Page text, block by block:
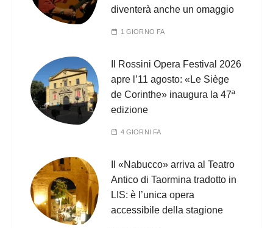
diventerà anche un omaggio
1 GIORNO FA
Il Rossini Opera Festival 2026
apre l’11 agosto: «Le Siège
de Corinthe» inaugura la 47ª
edizione
4 GIORNI FA
Il «Nabucco» arriva al Teatro
Antico di Taormina tradotto in
LIS: è l’unica opera
accessibile della stagione